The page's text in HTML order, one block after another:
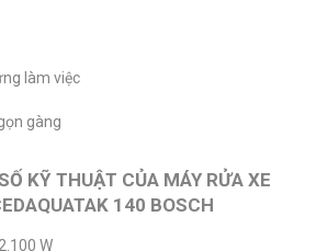
làm việc
gàng
KỸ THUẬT CỦA MÁY RỬA XE
140 BOSCH
W